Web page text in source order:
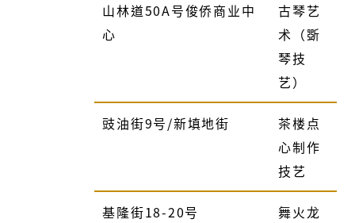
山林道50A号俊侨商业中
心
古琴艺
术（斲
琴技
艺）
豉油街9号/新填地街
茶楼点
心制作
技艺
基隆街18-20号 舞火龙